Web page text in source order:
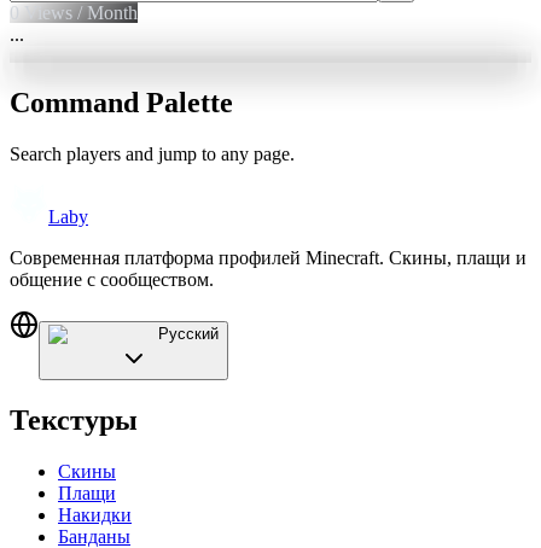
0 Views / Month
...
Command Palette
Search players and jump to any page.
Laby
Современная платформа профилей Minecraft. Скины, плащи и
общение с сообществом.
Русский
Текстуры
Скины
Плащи
Накидки
Банданы